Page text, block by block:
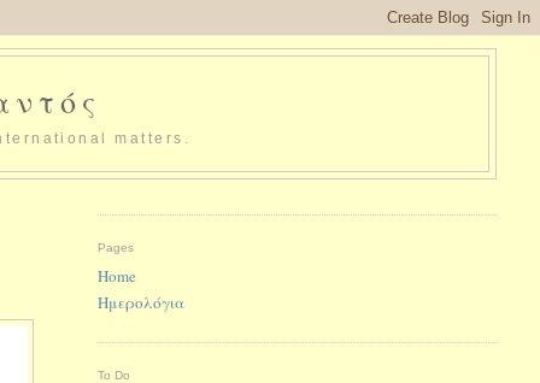
matters.
Pages
Home
Ημερολόγια
To Do